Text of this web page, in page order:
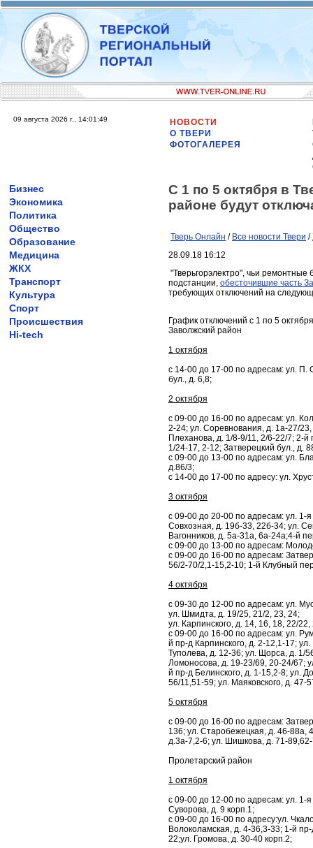
09 августа 2026 г., 14:01:49
НОВОСТИ
О ТВЕРИ
ФОТОГАЛЕРЕЯ
Бизнес
Экономика
Политика
Общество
Образование
Медицина
ЖКХ
Транспорт
Культура
Спорт
Происшествия
Hi-tech
С 1 по 5 октября в
районе будут
Тверь Онлайн / Все новости Твери /
28.09.18 16:12
"Тверьгорэлектро", чьи
подстанции, обесточившие часть
требующих отключений на
График отключений с 1 по 5 октября
Заволжский район
1 октября
с 14-00 до 17-00 по адресам: ул. П.
бул., д. 6,8;
2 октября
с 09-00 до 16-00 по адресам: ул.
2-24; ул. Соревнования, д. 1а-27/
Плеханова, д. 1/8-9/11, 2/6-22/7; 2-
1/24-17, 2-12; Затверецкий бул., д.
с 09-00 до 13-00 по адресам: ул.
д.86/3;
с 14-00 до 17-00 по адресу: ул.
3 октября
с 09-00 до 20-00 по адресам: ул. 1-
Совхозная, д. 19б-33, 22б-34; ул.
Вагонников, д. 5а-31а, 6а-24а;4-й
с 09-00 до 13-00 по адресам:
с 09-00 до 16-00 по адресам:
56/2-70/2,1-15,2-10; 1-й Клубный
4 октября
с 09-30 до 12-00 по адресам: ул.
ул. Шмидта, д. 19/25, 21/2, 23, 24;
ул. Карпинского, д. 14, 16, 18, 22/22,
с 09-00 до 16-00 по адресам: ул.
й пр-д Карпинского, д. 2-12,1-17;
Туполева, д. 12-36; ул. Щорса, д. 1/
Ломоносова, д. 19-23/69, 20-24/67;
й пр-д Белинского, д. 1-15,2-8; ул.
56/11,51-59; ул. Маяковского, д. 47-
5 октября
с 09-00 до 16-00 по адресам:
136; ул. Старобежецкая, д. 46-88а,
д.3а-7,2-6; ул. Шишкова, д. 71-
Пролетарский район
1 октября
с 09-00 до 12-00 по адресам: ул. 1-
Суворова, д. 9 корп.1;
с 09-00 до 16-00 по адресу:ул.
Волоколамская, д. 4-36,3-33; 1-й
22;ул. Громова, д. 30-40 корп.2;